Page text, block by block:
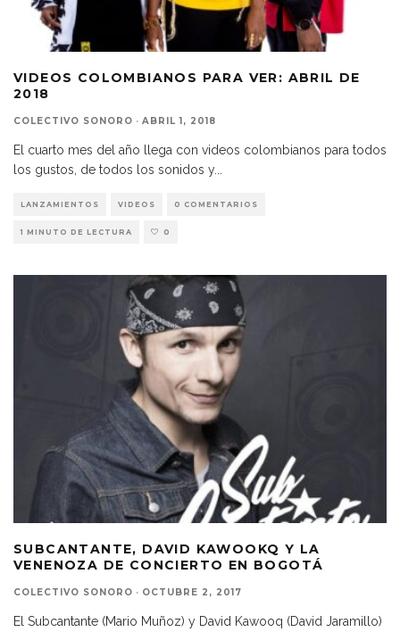
VIDEOS COLOMBIANOS PARA VER: ABRIL DE
2018
COLECTIVO SONORO · ABRIL 1, 2018
El cuarto mes del año llega con videos colombianos para todos
los gustos, de todos los sonidos y...
LANZAMIENTOS VIDEOS 0 COMENTARIOS
1 MINUTO DE LECTURA 0
SUBCANTANTE, DAVID KAWOOKQ Y LA
VENENOZA DE CONCIERTO EN BOGOTÁ
COLECTIVO SONORO · OCTUBRE 2, 2017
El Subcantante (Mario Muñoz) y David Kawooq (David Jaramillo)